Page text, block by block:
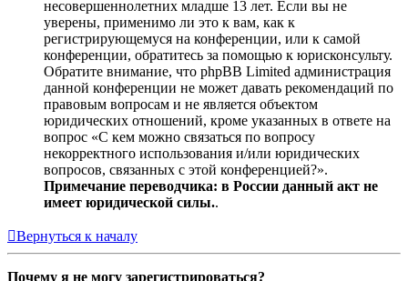
несовершеннолетних младше 13 лет. Если вы не
уверены, применимо ли это к вам, как к
регистрирующемуся на конференции, или к самой
конференции, обратитесь за помощью к юрисконсульту.
Обратите внимание, что phpBB Limited администрация
данной конференции не может давать рекомендаций по
правовым вопросам и не является объектом
юридических отношений, кроме указанных в ответе на
вопрос «С кем можно связаться по вопросу
некорректного использования и/или юридических
вопросов, связанных с этой конференцией?».
Примечание переводчика: в России данный акт не
имеет юридической силы..
Вернуться к началу
Почему я не могу зарегистрироваться?